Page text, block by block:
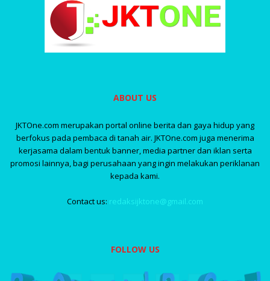
ABOUT US
JKTOne.com merupakan portal online berita dan gaya hidup yang
berfokus pada pembaca di tanah air. JKTOne.com juga menerima
kerjasama dalam bentuk banner, media partner dan iklan serta
promosi lainnya, bagi perusahaan yang ingin melakukan periklanan
kepada kami.
Contact us: redaksijktone@gmail.com
FOLLOW US